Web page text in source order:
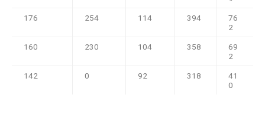
176 254 114 394
76
2
160 230 104 358
69
2
142 0 92 318
41
0